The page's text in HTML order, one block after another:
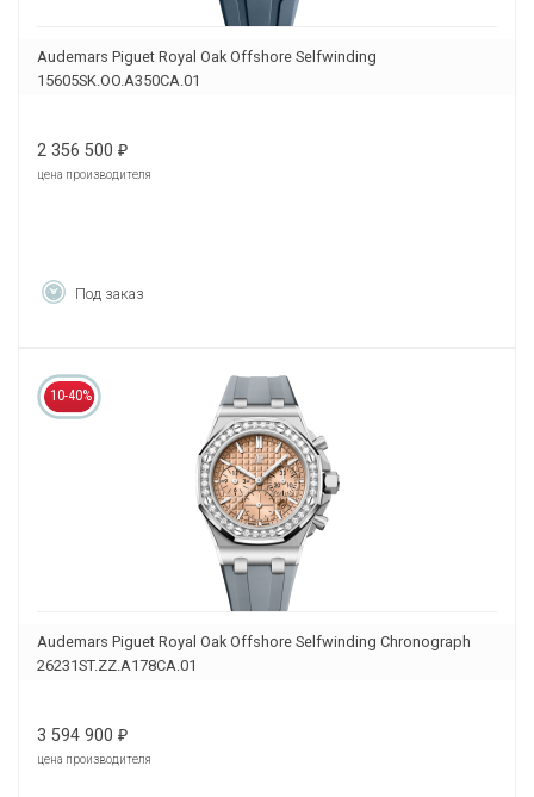
Audemars Piguet Royal Oak Offshore Selfwinding
15605SK.OO.A350CA.01
2 356 500 ₽
цена производителя
Под заказ
10-40%
Audemars Piguet Royal Oak Offshore Selfwinding Chronograph
26231ST.ZZ.A178CA.01
3 594 900 ₽
цена производителя